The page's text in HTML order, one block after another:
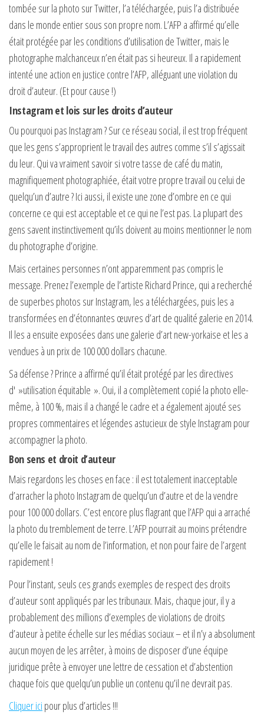
tombée sur la photo sur Twitter, l’a téléchargée, puis l’a distribuée
dans le monde entier sous son propre nom. L’AFP a affirmé qu’elle
était protégée par les conditions d’utilisation de Twitter, mais le
photographe malchanceux n’en était pas si heureux. Il a rapidement
intenté une action en justice contre l’AFP, alléguant une violation du
droit d’auteur. (Et pour cause !)
Instagram et lois sur les droits d’auteur
Ou pourquoi pas Instagram ? Sur ce réseau social, il est trop fréquent
que les gens s’approprient le travail des autres comme s’il s’agissait
du leur. Qui va vraiment savoir si votre tasse de café du matin,
magnifiquement photographiée, était votre propre travail ou celui de
quelqu’un d’autre ? Ici aussi, il existe une zone d’ombre en ce qui
concerne ce qui est acceptable et ce qui ne l’est pas. La plupart des
gens savent instinctivement qu’ils doivent au moins mentionner le nom
du photographe d’origine.
Mais certaines personnes n’ont apparemment pas compris le
message. Prenez l’exemple de l’artiste Richard Prince, qui a recherché
de superbes photos sur Instagram, les a téléchargées, puis les a
transformées en d’étonnantes œuvres d’art de qualité galerie en 2014.
Il les a ensuite exposées dans une galerie d’art new-yorkaise et les a
vendues à un prix de 100 000 dollars chacune.
Sa défense ? Prince a affirmé qu’il était protégé par les directives
d' »utilisation équitable ». Oui, il a complètement copié la photo elle-
même, à 100 %, mais il a changé le cadre et a également ajouté ses
propres commentaires et légendes astucieux de style Instagram pour
accompagner la photo.
Bon sens et droit d’auteur
Mais regardons les choses en face : il est totalement inacceptable
d’arracher la photo Instagram de quelqu’un d’autre et de la vendre
pour 100 000 dollars. C’est encore plus flagrant que l’AFP qui a arraché
la photo du tremblement de terre. L’AFP pourrait au moins prétendre
qu’elle le faisait au nom de l’information, et non pour faire de l’argent
rapidement !
Pour l’instant, seuls ces grands exemples de respect des droits
d’auteur sont appliqués par les tribunaux. Mais, chaque jour, il y a
probablement des millions d’exemples de violations de droits
d’auteur à petite échelle sur les médias sociaux – et il n’y a absolument
aucun moyen de les arrêter, à moins de disposer d’une équipe
juridique prête à envoyer une lettre de cessation et d’abstention
chaque fois que quelqu’un publie un contenu qu’il ne devrait pas.
Cliquer ici pour plus d’articles !!!